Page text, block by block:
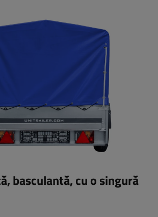
basculantă, cu o singură